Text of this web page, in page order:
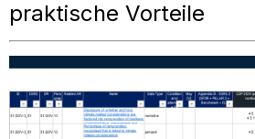
praktische Vorteile